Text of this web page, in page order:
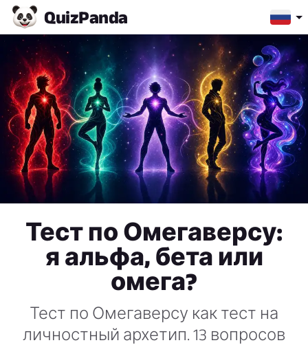
QuizPanda
Тест по Омегаверсу:
я альфа, бета или
омега?
Тест по Омегаверсу как тест на
личностный архетип. 13 вопросов